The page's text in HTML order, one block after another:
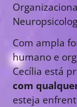
Com ampla
humano e
Cecília está
com
esteja